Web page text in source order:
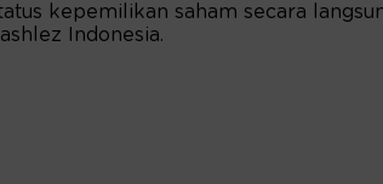
kepemilikan saham secara
Indonesia.